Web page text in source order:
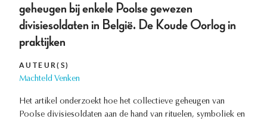
geheugen bij enkele Poolse gewezen
divisiesoldaten in België. De Koude Oorlog in
praktijken
AUTEUR(S)
Machteld Venken
Het artikel onderzoekt hoe het collectieve geheugen van
Poolse divisiesoldaten aan de hand van rituelen, symboliek en